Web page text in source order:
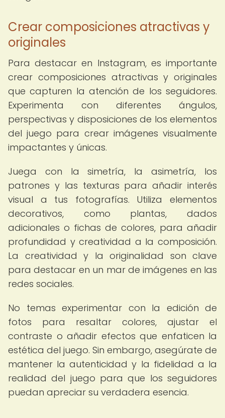
Crear composiciones atractivas y
originales
Para destacar en Instagram, es importante
crear composiciones atractivas y originales
que capturen la atención de los seguidores.
Experimenta con diferentes ángulos,
perspectivas y disposiciones de los elementos
del juego para crear imágenes visualmente
impactantes y únicas.
Juega con la simetría, la asimetría, los
patrones y las texturas para añadir interés
visual a tus fotografías. Utiliza elementos
decorativos, como plantas, dados
adicionales o fichas de colores, para añadir
profundidad y creatividad a la composición.
La creatividad y la originalidad son clave
para destacar en un mar de imágenes en las
redes sociales.
No temas experimentar con la edición de
fotos para resaltar colores, ajustar el
contraste o añadir efectos que enfaticen la
estética del juego. Sin embargo, asegúrate de
mantener la autenticidad y la fidelidad a la
realidad del juego para que los seguidores
puedan apreciar su verdadera esencia.